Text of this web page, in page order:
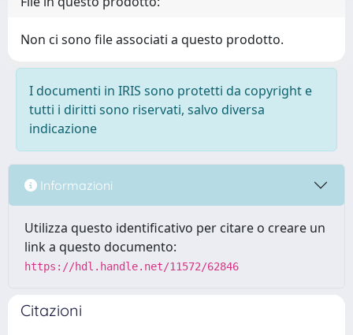
Non ci sono file associati a questo prodotto.
I documenti in IRIS sono protetti da copyright e
tutti i diritti sono riservati, salvo diversa
indicazione
Informazioni
Utilizza questo identificativo per citare o creare un
link a questo documento:
https://hdl.handle.net/11572/62846
Citazioni